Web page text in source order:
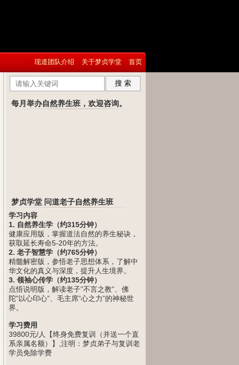
首页
关于梦贞学堂
现道团队介绍
搜 索
每月举办自然养生班，欢迎咨询。
梦贞学堂 问道老子自然养生班
学习内容
1. 自然养生学（约315分钟）
健康应用版，掌握道法自然的养生秘诀，
获取延长寿命5-20年的方法。
2. 老子智慧学（约765分钟）
精髓解密版，参悟老子思想体系，了解中
华文化的真义与深度，提升人生境界。
3. 领袖心传学（约135分钟）
点悟说明版，解读老子”不言之教”、佛
陀”以心印心”、毛主席”心之力”的神秘世
界。
学习费用
39800元/人【终身免费复训（并送一个直
系亲属名额）】,注明：梦贞弟子与复训老
学员免除学费